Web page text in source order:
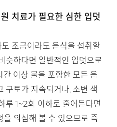
치료가 필요한 심한 입덧
조금이라도 음식을 섭취할
슷하다면 일반적인 입덧으로
이상 물을 포함한 모든 음
구토가 지속되거나, 소변 색
루 1~2회 이하로 줄어든다면
의심해 볼 수 있으므로 즉